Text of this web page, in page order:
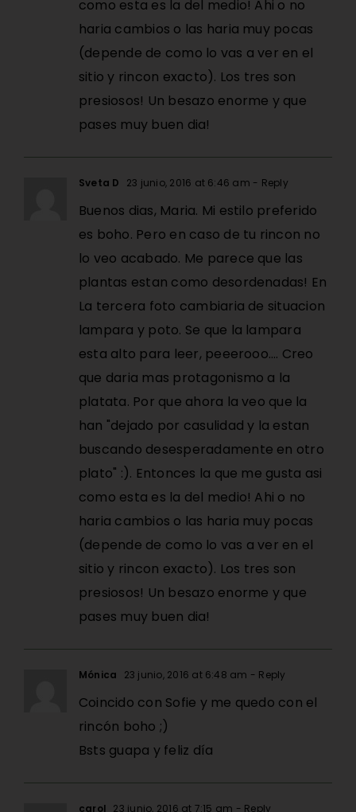
como esta es la del medio! Ahi o no
haria cambios o las haria muy pocas
(depende de como lo vas a ver en el
sitio y rincon exacto). Los tres son
presiosos! Un besazo enorme y que
pases muy buen dia!
Sveta D 23 junio, 2016 at 6:46 am - Reply
Buenos dias, Maria. Mi estilo preferido
es boho. Pero en caso de tu rincon no
lo veo acabado. Me parece que las
plantas estan como desordenadas! En
La tercera foto cambiaria de situacion
lampara y poto. Se que la lampara
esta alto para leer, peeerooo…. Creo
que daria mas protagonismo a la
platata. Por que ahora la veo que la
han "dejado por casulidad y la estan
buscando desesperadamente en otro
plato" :). Entonces la que me gusta asi
como esta es la del medio! Ahi o no
haria cambios o las haria muy pocas
(depende de como lo vas a ver en el
sitio y rincon exacto). Los tres son
presiosos! Un besazo enorme y que
pases muy buen dia!
Mónica 23 junio, 2016 at 6:48 am - Reply
Coincido con Sofie y me quedo con el
rincón boho ;)
Bsts guapa y feliz día
carol 23 junio, 2016 at 7:15 am - Reply